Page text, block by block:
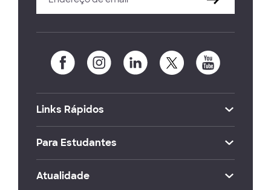
Links Rápidos
Para Estudantes
Atualidade